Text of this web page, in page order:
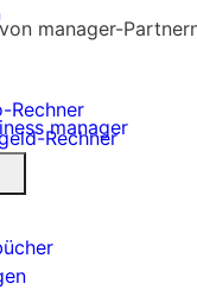
manager
manager-
Rechner
Rechner